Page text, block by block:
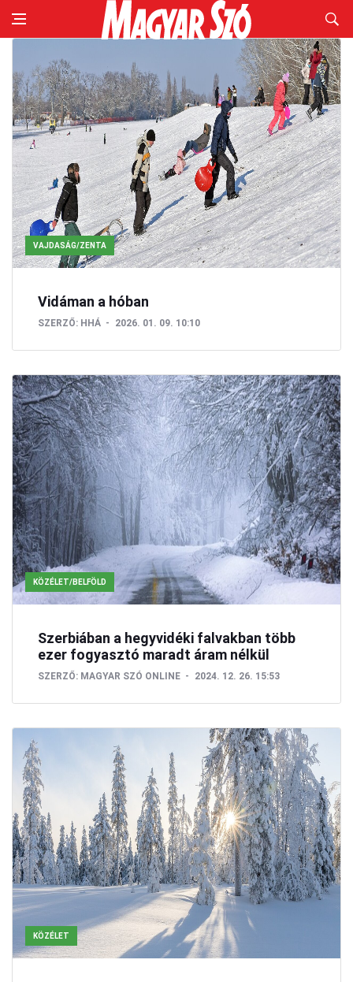
VAJDASÁG/ZENTA
Vidáman a hóban
SZERZŐ: HHÁ 2026. 01. 09. 10:10
KÖZÉLET/BELFÖLD
Szerbiában a hegyvidéki falvakban több
ezer fogyasztó maradt áram nélkül
SZERZŐ: MAGYAR SZÓ ONLINE 2024. 12. 26. 15:53
KÖZÉLET